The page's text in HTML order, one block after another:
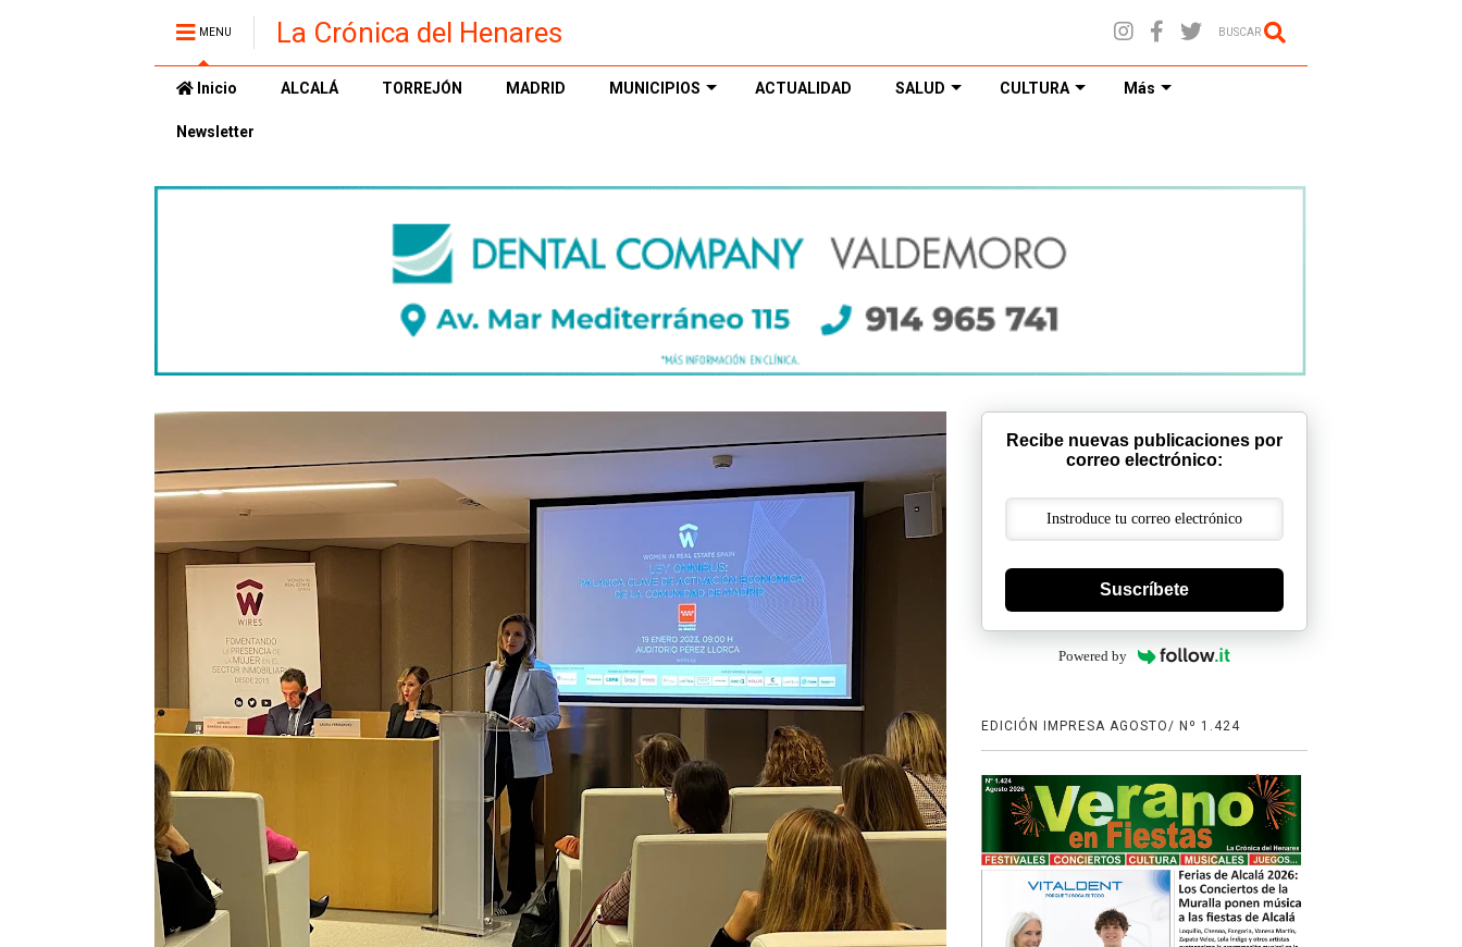
MENU La Crónica del Henares BUSCAR
Inicio ALCALÁ TORREJÓN MADRID MUNICIPIOS ACTUALIDAD SALUD CULTURA Más
Newsletter
Recibe nuevas publicaciones por
correo electrónico:
Suscríbete
Powered by
EDICIÓN IMPRESA AGOSTO/ Nº 1.424